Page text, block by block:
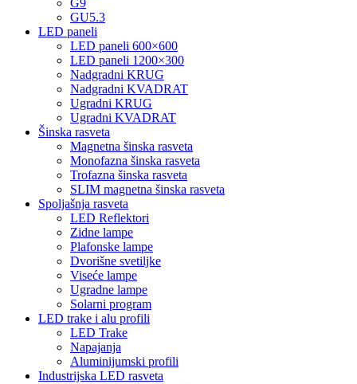
GU5.3
LED paneli
LED paneli 600×600
LED paneli 1200×300
Nadgradni KRUG
Nadgradni KVADRAT
Ugradni KRUG
Ugradni KVADRAT
Šinska rasveta
Magnetna šinska rasveta
Monofazna šinska rasveta
Trofazna šinska rasveta
SLIM magnetna šinska rasveta
Spoljašnja rasveta
LED Reflektori
Zidne lampe
Plafonske lampe
Dvorišne svetiljke
Viseće lampe
Ugradne lampe
Solarni program
LED trake i alu profili
LED Trake
Napajanja
Aluminijumski profili
Industrijska LED rasveta